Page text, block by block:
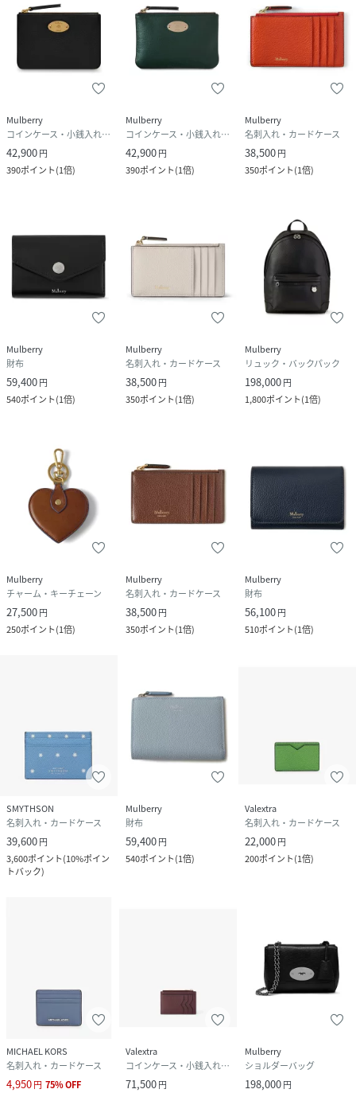
Mulberry
コインケース・小銭入れ・札入れ
42,900円
390ポイント(1倍)
Mulberry
コインケース・小銭入れ・札入れ
42,900円
390ポイント(1倍)
Mulberry
名刺入れ・カードケース
38,500円
350ポイント(1倍)
Mulberry
財布
59,400円
540ポイント(1倍)
Mulberry
名刺入れ・カードケース
38,500円
350ポイント(1倍)
Mulberry
リュック・バックパック
198,000円
1,800ポイント(1倍)
Mulberry
チャーム・キーチェーン
27,500円
250ポイント(1倍)
Mulberry
名刺入れ・カードケース
38,500円
350ポイント(1倍)
Mulberry
財布
56,100円
510ポイント(1倍)
SMYTHSON
名刺入れ・カードケース
39,600円
3,600ポイント(10%ポイン
トバック)
Mulberry
財布
59,400円
540ポイント(1倍)
Valextra
名刺入れ・カードケース
22,000円
200ポイント(1倍)
MICHAEL KORS
名刺入れ・カードケース
4,950円 75%OFF
Valextra
コインケース・小銭入れ・札入れ
71,500円
Mulberry
ショルダーバッグ
198,000円